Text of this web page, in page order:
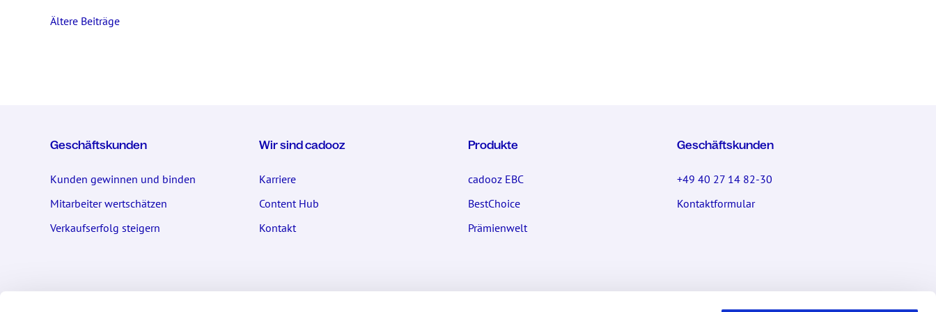
Ältere Beiträge
Geschäftskunden
Kunden gewinnen und binden
Mitarbeiter wertschätzen
Verkaufserfolg steigern
Wir sind cadooz
Karriere
Content Hub
Kontakt
Produkte
cadooz EBC
BestChoice
Prämienwelt
Geschäftskunden
+49 40 27 14 82-30
Kontaktformular